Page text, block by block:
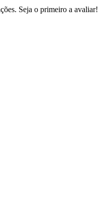
Seja o primeiro a avaliar!